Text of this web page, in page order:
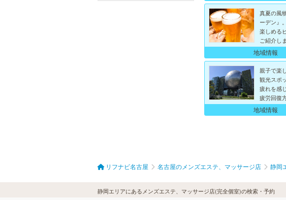
真夏の風
ーデン』
楽しめる
ご紹介し
地域情報
親子で楽
観光スポ
疲れを感
疲労回復
地域情報
リフナビ名古屋 名古屋のメンズエステ、マッサージ店 静岡
静岡エリアにあるメンズエステ、マッサージ店(完全個室)の検索・予約